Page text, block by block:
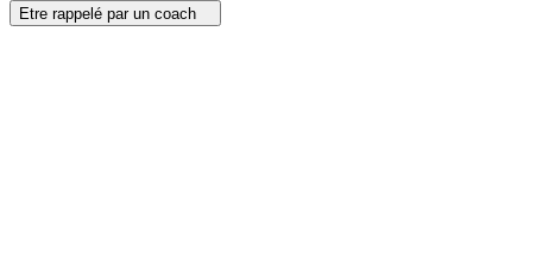
Etre rappelé par un coach